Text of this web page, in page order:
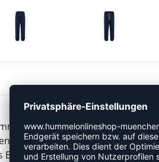
ist aus einem weichen
verstellbaren Bund mit
am Bein.